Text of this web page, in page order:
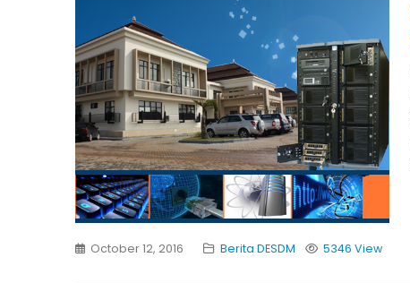
October 12, 2016 Berita DESDM 5346 View